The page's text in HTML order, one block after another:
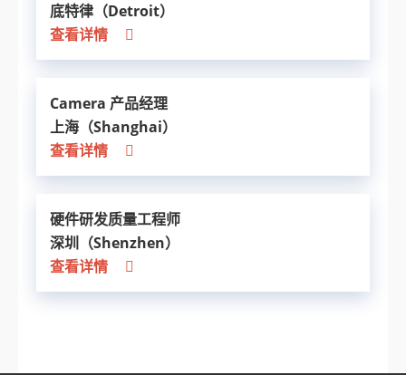
底特律（Detroit）
查看详情
Camera 产品经理
上海（Shanghai）
查看详情
硬件研发质量工程师
深圳（Shenzhen）
查看详情